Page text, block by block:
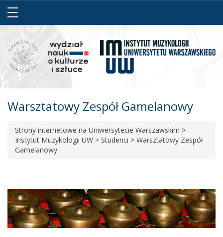
Warsztatowy Zespół Gamelanowy
Strony internetowe na Uniwersytecie Warszawskim >
Instytut Muzykologii UW > Studenci > Warsztatowy Zespół
Gamelanowy